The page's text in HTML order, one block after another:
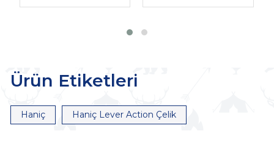
Ürün Etiketleri
Haniç Haniç Lever Action Çelik